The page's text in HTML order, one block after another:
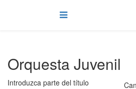
Orquesta Juvenil
Introduzca parte del título